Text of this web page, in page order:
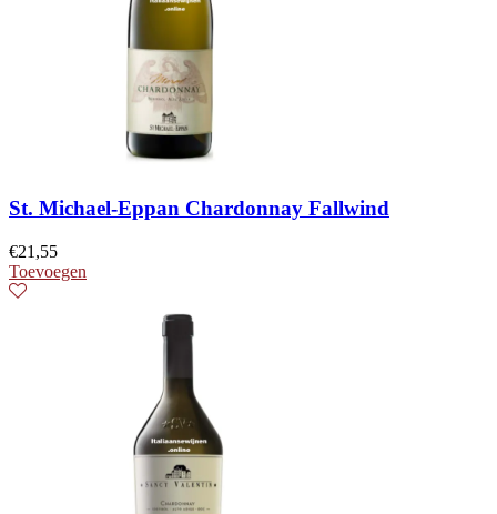
St. Michael-Eppan Chardonnay Fallwind
€21,55
Toevoegen